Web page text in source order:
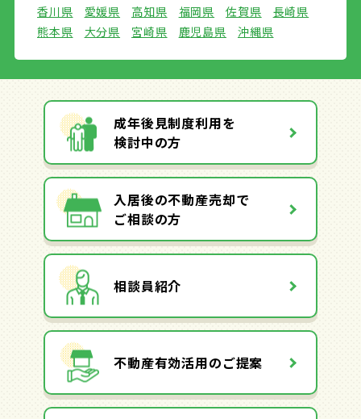
香川県
愛媛県 高知県 福岡県 佐賀県
長崎県
熊本県
大分県 宮崎県 鹿児島県 沖縄県
成年後見制度利用を
検討中の方
入居後の不動産売却で
ご相談の方
相談員紹介
不動産有効活用のご提案